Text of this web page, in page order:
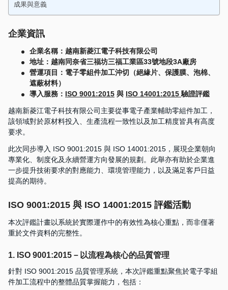
成果與意義
企業資訊
企業名稱：越南新菱江電子科技有限公司
地址：越南同奈省三福坊三福工業區33號地段3A廠房
營運項目：電子零組件加工沖切（絕緣片、保護膜、泡棉、
遮蔽材料）
導入服務： ISO 9001:2015 與 ISO 14001:2015 驗證評鑑
越南新菱江電子科技有限公司主要從事電子產業輔助零組件加工，
該領域對於原材料投入、生產流程一致性以及加工精度皆具有高度
要求。
此次同步導入 ISO 9001:2015 與 ISO 14001:2015，展現企業朝向
專業化、制度化及永續營運方向發展的規劃。此舉亦有助於企業進
一步提升技術要求的對應能力、環境管理能力，以及滿足客戶日益
提高的期待。
ISO 9001:2015 與 ISO 14001:2015 評鑑活動
本次評鑑計畫以系統於實際運作中的有效性為核心重點，而非僅著
重於文件資料的完整性。
1. ISO 9001:2015－以流程為核心的品質管理
針對 ISO 9001:2015 品質管理系統，本次評鑑重點聚焦於電子零組
件加工流程中的整體品質掌握能力，包括：